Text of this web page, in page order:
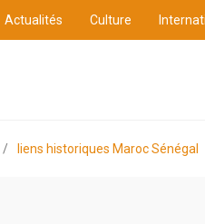
Actualités Culture
/ liens historiques Maroc Sénégal